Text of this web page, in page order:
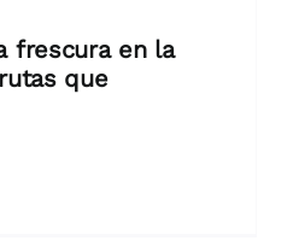
frescura en la
que